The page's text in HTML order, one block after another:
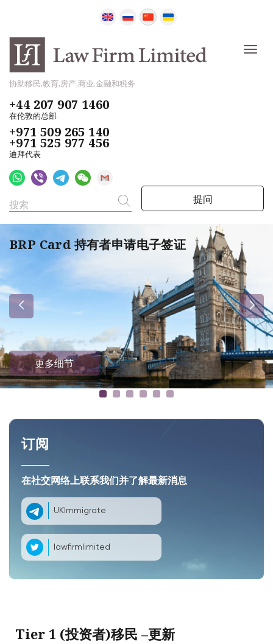
协助移民,教育,房产,商业,金融和税务
+44 207 907 1460
在伦敦的总部
+971 509 265 140
+971 525 977 456
迪拜代表
提问
BRP Card 持有者申请电子签证
更多细节
订阅
在社交网络上联系我们并了解最新消息
UKImmigrate
lawfirmlimited
Tier 1 (投资者)移民 –更新